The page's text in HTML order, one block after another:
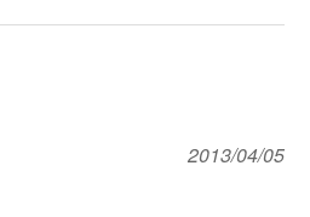
2013/04/05